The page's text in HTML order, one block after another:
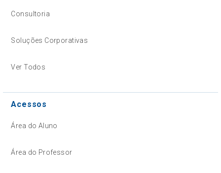
Consultoria
Soluções Corporativas
Ver Todos
Acessos
Área do Aluno
Área do Professor